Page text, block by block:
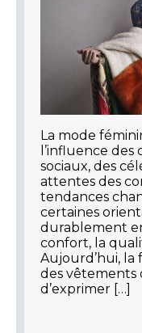
La mode
l’influence
sociaux, des
attentes des
tendances
certaines
durablement
confort, la
Aujourd’hui,
des
d’exprimer […]